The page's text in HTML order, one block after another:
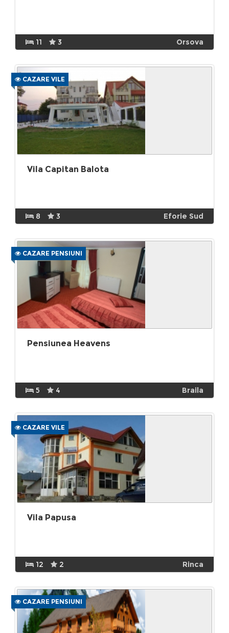
11 3 Orsova
CAZARE VILE
Vila Capitan Balota
8 3 Eforie Sud
CAZARE PENSIUNI
Pensiunea Heavens
5 4 Braila
CAZARE VILE
Vila Papusa
12 2 Rinca
CAZARE PENSIUNI